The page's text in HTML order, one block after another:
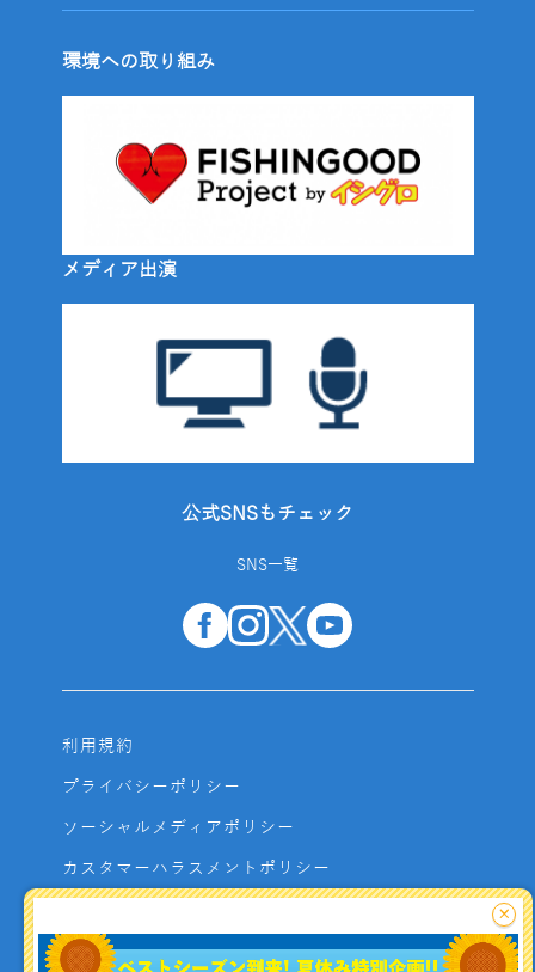
環境への取り組み
メディア出演
公式SNSもチェック
SNS一覧
利用規約
プライバシーポリシー
ソーシャルメディアポリシー
カスタマーハラスメントポリシー
よくあるご質問
×